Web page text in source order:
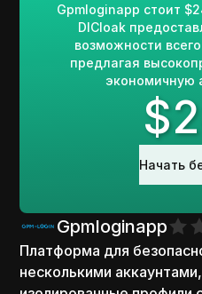
Gpmloginapp стоит
DICloak
возможности
предлагая
экономичную
$
Начать
Gpmloginapp
Платформа для
несколькими